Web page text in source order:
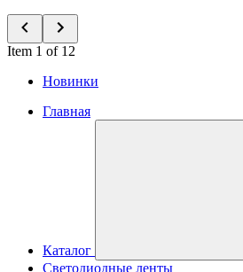
Item 1 of 12
Новинки
Главная
Каталог
Светодиодные ленты